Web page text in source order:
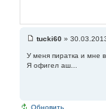
tucki60 »
У меня пиратка и мне
Я офигел аш...
Обновить